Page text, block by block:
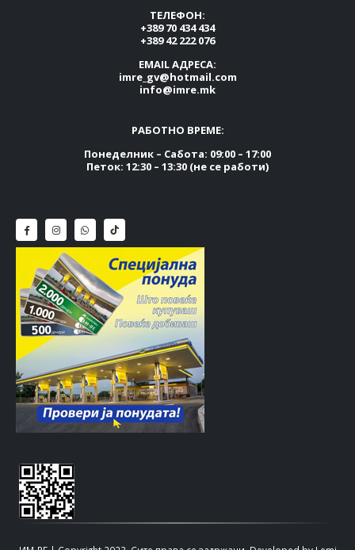
ТЕЛЕФОН:
+389 70 434 434
+389 42 222 076
EMAIL АДРЕСА:
imre_gv@hotmail.com
info@imre.mk
РАБОТНО ВРЕМЕ:
Понеделник – Сабота: 09:00 – 17:00
Петок: 12:30 – 13:30 (не се работи)